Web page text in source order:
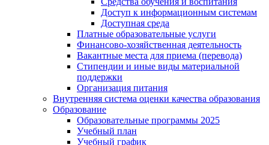
Доступ к информационным системам
Доступная среда
Платные образовательные услуги
Финансово-хозяйственная деятельность
Вакантные места для приема (перевода)
Стипендии и иные виды материальной
поддержки
Организация питания
Внутренняя система оценки качества образования
Образование
Образовательные программы 2025
Учебный план
Учебный график